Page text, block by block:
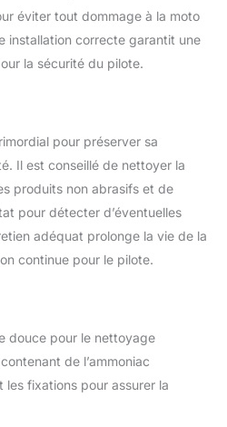
éviter tout dommage à la moto
installation correcte garantit une
la sécurité du pilote.
pour préserver sa
Il est conseillé de nettoyer la
produits non abrasifs et de
pour détecter d’éventuelles
adéquat prolonge la vie de la
continue pour le pilote.
douce pour le nettoyage
de l’ammoniac
les fixations pour assurer la